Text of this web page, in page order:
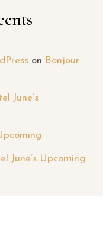
on Bonjour
June’s
June’s Upcoming